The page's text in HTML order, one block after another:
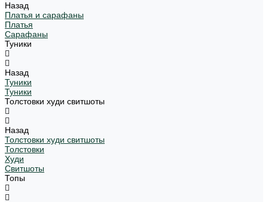
Назад
Платья и сарафаны
Платья
Сарафаны
Туники
Назад
Туники
Туники
Толстовки худи свитшоты
Назад
Толстовки худи свитшоты
Толстовки
Худи
Свитшоты
Топы